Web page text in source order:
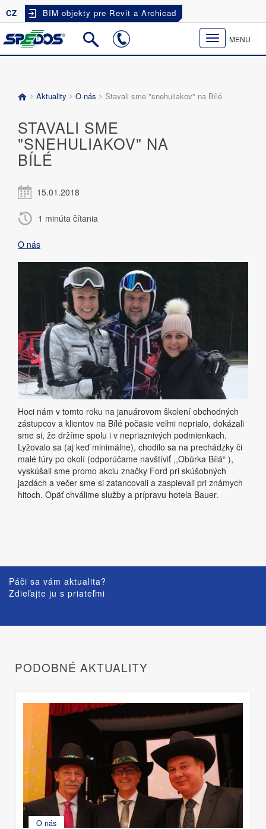
CZ BIM objekty pre Revit a Archicad
Toggle
navigation
MENU
Aktuality O nás Stavali sme "snehuliakov" na Bílé
STAVALI SME
"SNEHULIAKOV" NA
BÍLÉ
15.01.2018
1 minúta čítania
O nás
Hoci nám v tomto roku na januárovom školení obchodných
zástupcov a klientov na Bílé počasie veľmi neprialo, dokázali
sme si, že držíme spolu i v nepriaznivých podmienkach.
Lyžovalo sa (aj keď minimálne), chodilo sa na prechádzky či
malé túry po okolí (odporúčame navštíviť ,,Obůrka Bílá“ ),
vyskúšali sme promo akciu značky Ford pri skúšobných
jazdách a večer sme si zatancovali a zaspievali pri známych
hitoch. Opäť chválime služby a prípravu hotela Bauer.
Páči sa vám aktualita?
Zdieľajte ju s priateľmi
PODOBNÉ AKTUALITY
O nás